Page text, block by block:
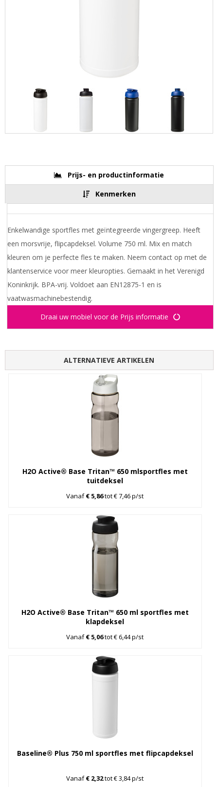
Prijs- en productinformatie
Kenmerken
Enkelwandige sportfles met geïntegreerde vingergreep. Heeft
een morsvrije, flipcapdeksel. Volume 750 ml. Mix en match
kleuren om je perfecte fles te maken. Neem contact op met de
klantenservice voor meer kleuropties. Gemaakt in het Verenigd
Koninkrijk. BPA-vrij. Voldoet aan EN12875-1 en is
vaatwasmachinebestendig.
Draai uw mobiel voor de Prijs informatie
ALTERNATIEVE ARTIKELEN
H2O Active® Base Tritan™ 650 mlsportfles met
tuitdeksel
Vanaf€ 5,86tot € 7,46 p/st
H2O Active® Base Tritan™ 650 ml sportfles met
klapdeksel
Vanaf€ 5,06tot € 6,44 p/st
Baseline® Plus 750 ml sportfles met flipcapdeksel
Vanaf€ 2,32tot € 3,84 p/st